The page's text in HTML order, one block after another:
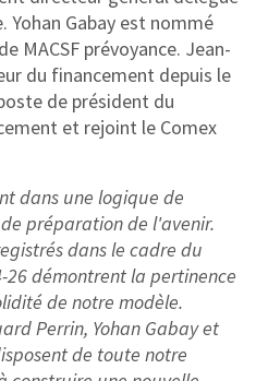
Yohan Gabay est nommé
MACSF prévoyance. Jean-
du financement depuis le
de président du
et rejoint le Comex
dans une logique de
préparation de l'avenir.
dans le cadre du
26 démontrent la pertinence
de notre modèle.
Perrin, Yohan Gabay et
de toute notre